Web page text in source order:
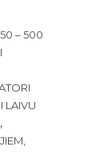
– 500
LAIVU
,